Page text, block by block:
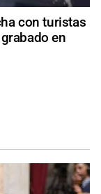
con turistas
en